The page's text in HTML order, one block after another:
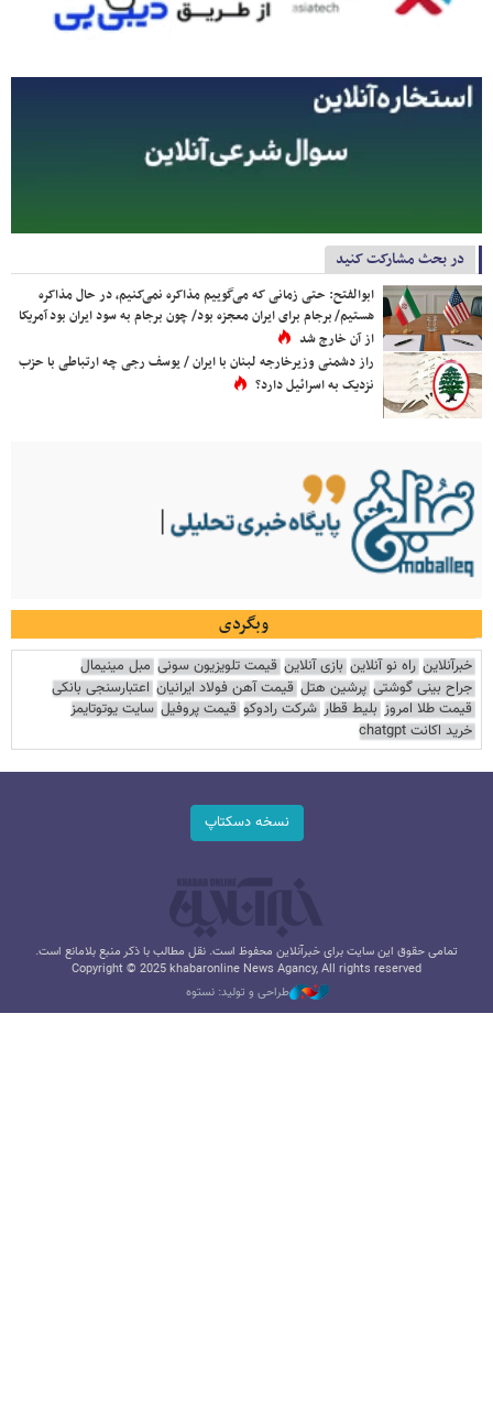
در بحث مشارکت کنید
ابوالفتح: حتی زمانی که می‌گوییم مذاکره نمی‌کنیم، در حال مذاکره
هستیم/ برجام برای ایران معجزه بود/ چون برجام به سود ایران بود آمریکا
از آن خارج شد
راز دشمنی وزیرخارجه لبنان با ایران / یوسف رجی چه ارتباطی با حزب
نزدیک به اسرائیل دارد؟
وبگردی
خبرآنلاین راه نو آنلاین بازی آنلاین قیمت تلویزیون سونی مبل مینیمال
جراح بینی گوشتی پرشین هتل قیمت آهن فولاد ایرانیان اعتبارسنجی بانکی
قیمت طلا امروز بلیط قطار شرکت رادوکو قیمت پروفیل سایت یوتوتایمز
خرید اکانت chatgpt
نسخه دسکتاپ
تمامی حقوق این سایت برای خبرآنلاین محفوظ است. نقل مطالب با ذکر منبع بلامانع است.
Copyright © 2025 khabaronline News Agancy, All rights reserved
طراحی و تولید: نستوه